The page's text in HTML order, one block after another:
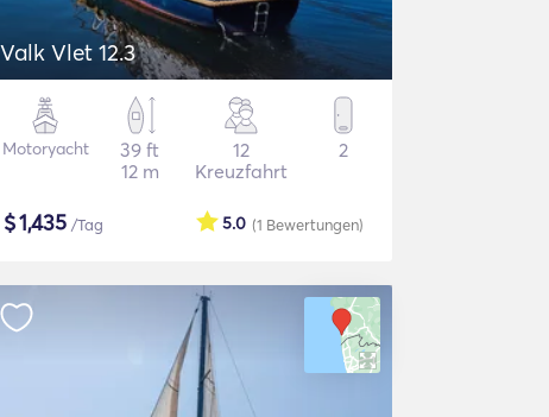
Valk Vlet 12.3
Motoryacht
39 ft
12 m
12
Kreuzfahrt
2
$1,435 /Tag (1 Bewertungen)
5.0